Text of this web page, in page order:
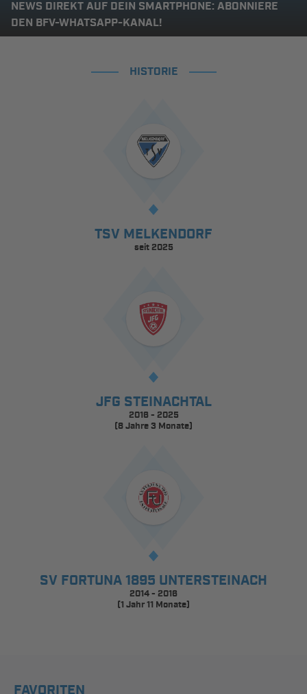
NEWS DIREKT AUF DEIN SMARTPHONE: ABONNIERE
DEN BFV-WHATSAPP-KANAL!
HISTORIE
TSV MELKENDORF
seit 2025
JFG STEINACHTAL
2016 - 2025
(8 Jahre 3 Monate)
SV FORTUNA 1895 UNTERSTEINACH
2014 - 2016
(1 Jahr 11 Monate)